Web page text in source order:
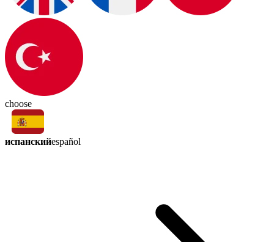
choose
испанскийespañol